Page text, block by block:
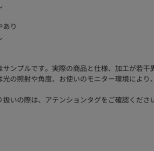
り
ンプルです。実際の商品と仕様、加工が若干
の照射や角度、お使いのモニター環境により
いの際は、アテンションタグをご確認くださ